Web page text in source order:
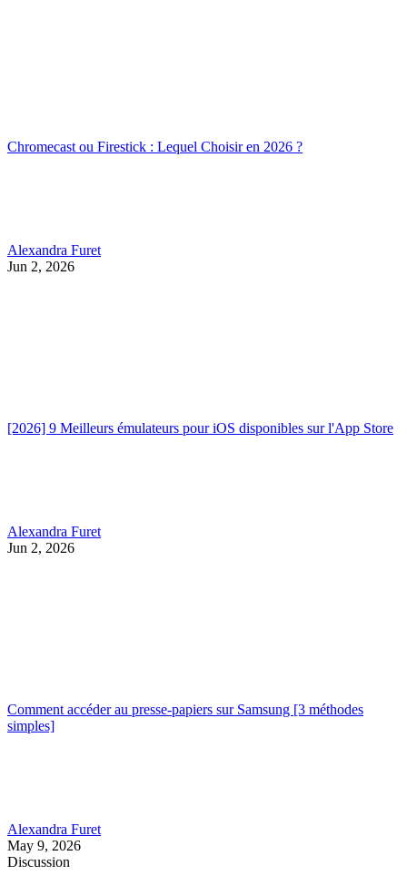
Chromecast ou Firestick : Lequel Choisir en 2026 ?
Alexandra Furet
Jun 2, 2026
[2026] 9 Meilleurs émulateurs pour iOS disponibles sur l'App Store
Alexandra Furet
Jun 2, 2026
Comment accéder au presse-papiers sur Samsung [3 méthodes
simples]
Alexandra Furet
May 9, 2026
Discussion